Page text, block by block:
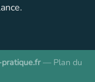
— Plan du